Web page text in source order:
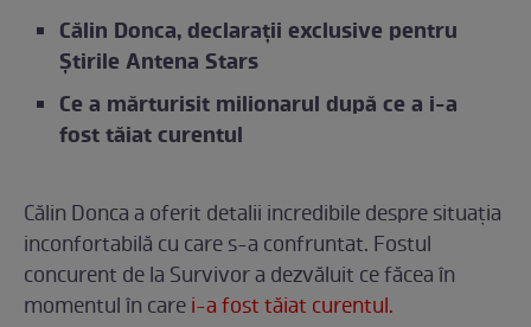
Călin Donca, declarații exclusive pentru
Știrile Antena Stars
Ce a mărturisit milionarul după ce a i-a
fost tăiat curentul
Călin Donca a oferit detalii incredibile despre situația
inconfortabilă cu care s-a confruntat. Fostul
concurent de la Survivor a dezvăluit ce făcea în
momentul în carei-a fost tăiat curentul.